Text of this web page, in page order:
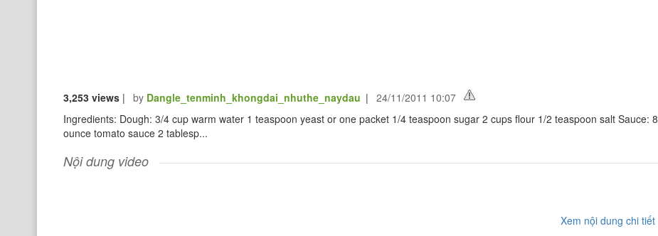
3,253 views | by Dangle_tenminh_khongdai_nhuthe_naydau |
24/11/2011 10:07
Ingredients: Dough: 3/4 cup warm water 1 teaspoon yeast or one packet 1/4 teaspoon sugar 2 cups flour 1/2 teaspoon salt Sauce: 8
ounce tomato sauce 2 tablesp...
Nội dung video
Xem nội dung chi tiết